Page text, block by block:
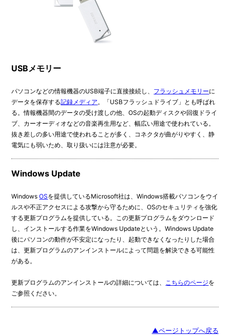
USBメモリー
パソコンなどの情報機器のUSB端子に直接接続し、 フラッシュメモリーに
データを保存する記録メディア 。「USBフラッシュドライブ」とも呼ばれ
る。情報機器間のデータの受け渡しの他、OSの起動ディスクや回復ドライ
ブ、カーオーディオなどの音楽再生用など、幅広い用途で使われている。
抜き差しの多い用途で使われることが多く、コネクタが曲がりやすく、静
電気にも弱いため、取り扱いには注意が必要。
Windows Update
WindowsOSを提供しているMicrosoft社は、Windows搭載パソコンをウイ
ルスや不正アクセスによる攻撃から守るために、OSのセキュリティを強化
する更新プログラムを提供している。この更新プログラムをダウンロード
し、インストールする作業をWindows Updateという。Windows Update
後にパソコンの動作が不安定になったり、起動できなくなったりした場合
は、更新プログラムのアンインストールによって問題を解決できる可能性
がある。
更新プログラムのアンインストールの詳細については、 こちらのページを
ご参照ください。
▲ページトップへ戻る